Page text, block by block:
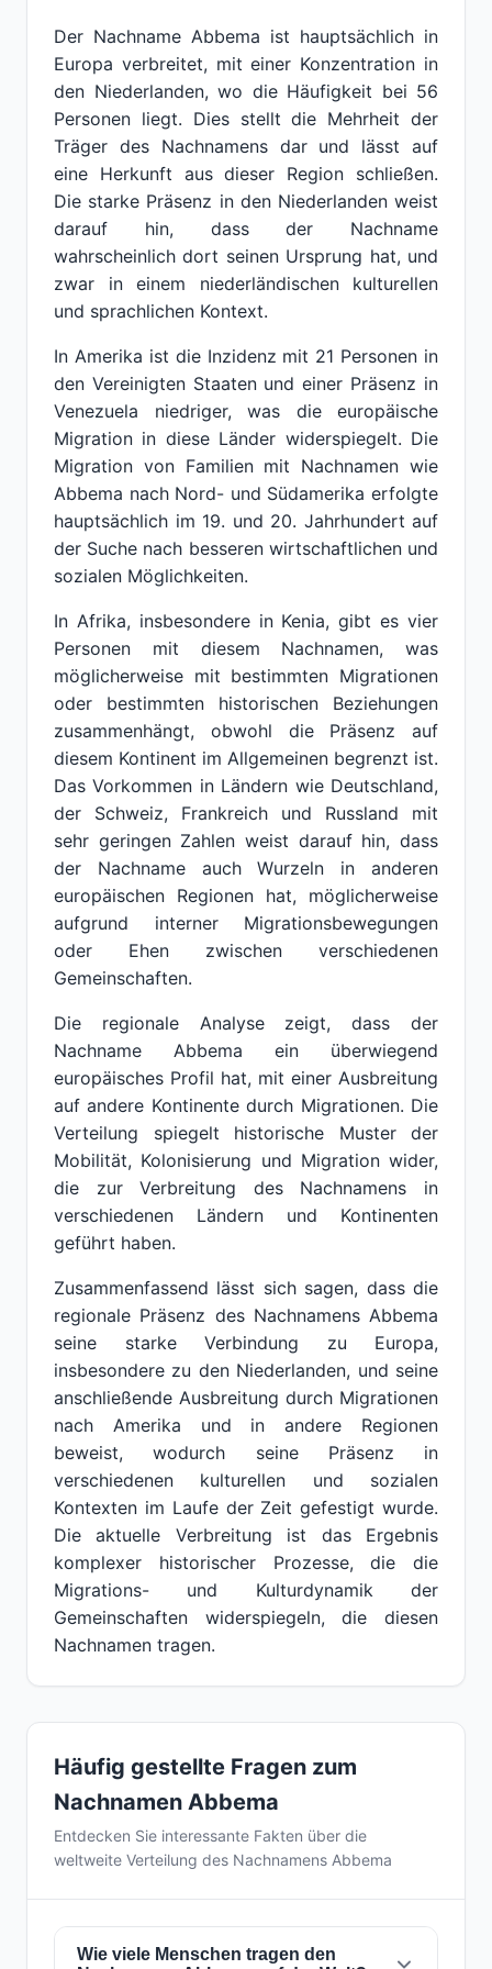
Der Nachname Abbema ist hauptsächlich in
Europa verbreitet, mit einer Konzentration in
den Niederlanden, wo die Häufigkeit bei 56
Personen liegt. Dies stellt die Mehrheit der
Träger des Nachnamens dar und lässt auf
eine Herkunft aus dieser Region schließen.
Die starke Präsenz in den Niederlanden weist
darauf hin, dass der Nachname
wahrscheinlich dort seinen Ursprung hat, und
zwar in einem niederländischen kulturellen
und sprachlichen Kontext.
In Amerika ist die Inzidenz mit 21 Personen in
den Vereinigten Staaten und einer Präsenz in
Venezuela niedriger, was die europäische
Migration in diese Länder widerspiegelt. Die
Migration von Familien mit Nachnamen wie
Abbema nach Nord- und Südamerika erfolgte
hauptsächlich im 19. und 20. Jahrhundert auf
der Suche nach besseren wirtschaftlichen und
sozialen Möglichkeiten.
In Afrika, insbesondere in Kenia, gibt es vier
Personen mit diesem Nachnamen, was
möglicherweise mit bestimmten Migrationen
oder bestimmten historischen Beziehungen
zusammenhängt, obwohl die Präsenz auf
diesem Kontinent im Allgemeinen begrenzt ist.
Das Vorkommen in Ländern wie Deutschland,
der Schweiz, Frankreich und Russland mit
sehr geringen Zahlen weist darauf hin, dass
der Nachname auch Wurzeln in anderen
europäischen Regionen hat, möglicherweise
aufgrund interner Migrationsbewegungen
oder Ehen zwischen verschiedenen
Gemeinschaften.
Die regionale Analyse zeigt, dass der
Nachname Abbema ein überwiegend
europäisches Profil hat, mit einer Ausbreitung
auf andere Kontinente durch Migrationen. Die
Verteilung spiegelt historische Muster der
Mobilität, Kolonisierung und Migration wider,
die zur Verbreitung des Nachnamens in
verschiedenen Ländern und Kontinenten
geführt haben.
Zusammenfassend lässt sich sagen, dass die
regionale Präsenz des Nachnamens Abbema
seine starke Verbindung zu Europa,
insbesondere zu den Niederlanden, und seine
anschließende Ausbreitung durch Migrationen
nach Amerika und in andere Regionen
beweist, wodurch seine Präsenz in
verschiedenen kulturellen und sozialen
Kontexten im Laufe der Zeit gefestigt wurde.
Die aktuelle Verbreitung ist das Ergebnis
komplexer historischer Prozesse, die die
Migrations- und Kulturdynamik der
Gemeinschaften widerspiegeln, die diesen
Nachnamen tragen.
Häufig gestellte Fragen zum
Nachnamen Abbema
Entdecken Sie interessante Fakten über die
weltweite Verteilung des Nachnamens Abbema
Wie viele Menschen tragen den